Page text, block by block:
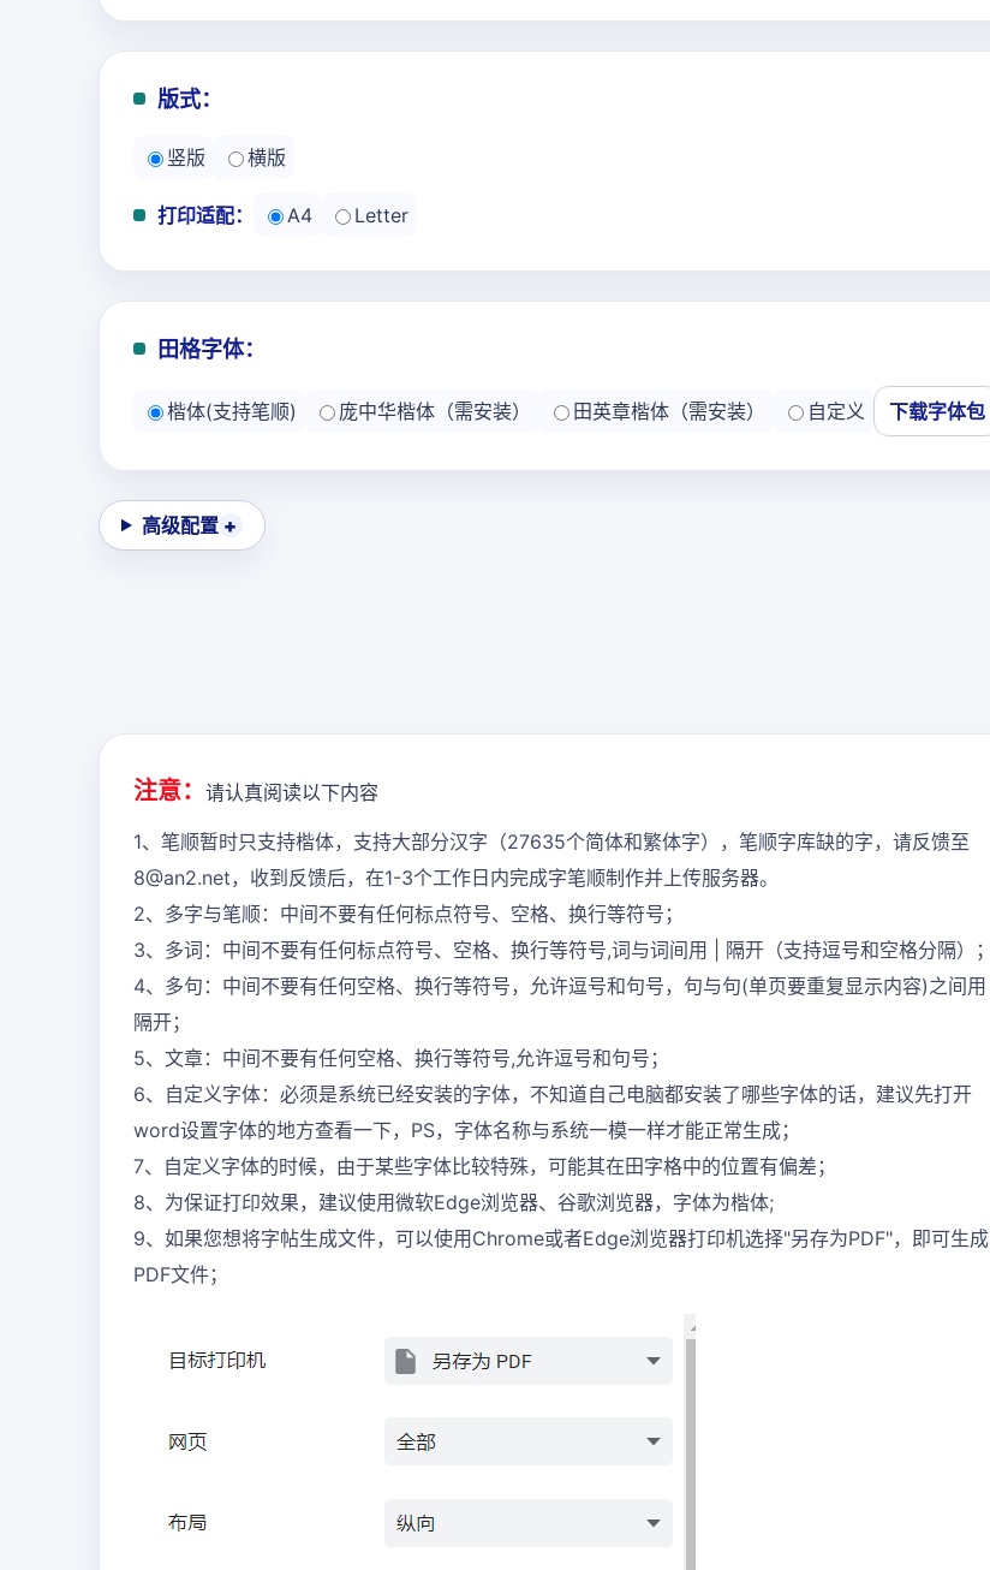
版式：
竖版 横版
打印适配： A4 Letter
田格字体：
楷体(支持笔顺) 庞中华楷体（需安装） 田英章楷体（需安装） 自定义 下载字体包
高级配置
注意： 请认真阅读以下内容
1、笔顺暂时只支持楷体，支持大部分汉字（27635个简体和繁体字），笔顺字库缺的字，请反馈至
8@an2.net，收到反馈后，在1-3个工作日内完成字笔顺制作并上传服务器。
2、多字与笔顺：中间不要有任何标点符号、空格、换行等符号；
3、多词：中间不要有任何标点符号、空格、换行等符号,词与词间用 | 隔开（支持逗号和空格分隔）；
4、多句：中间不要有任何空格、换行等符号，允许逗号和句号，句与句(单页要重复显示内容)之间用 |
隔开；
5、文章：中间不要有任何空格、换行等符号,允许逗号和句号；
6、自定义字体：必须是系统已经安装的字体，不知道自己电脑都安装了哪些字体的话，建议先打开
word设置字体的地方查看一下，PS，字体名称与系统一模一样才能正常生成；
7、自定义字体的时候，由于某些字体比较特殊，可能其在田字格中的位置有偏差；
8、为保证打印效果，建议使用微软Edge浏览器、谷歌浏览器，字体为楷体;
9、如果您想将字帖生成文件，可以使用Chrome或者Edge浏览器打印机选择"另存为PDF"，即可生成
PDF文件；